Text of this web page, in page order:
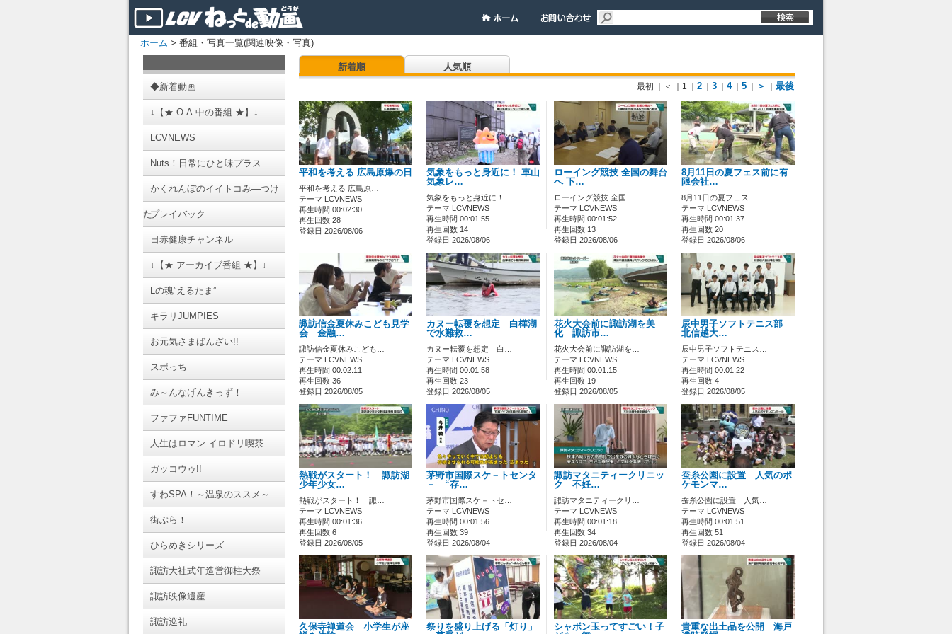
ホーム > 番組・写真一覧(関連映像・写真)
◆新着動画
↓【★ O.A.中の番組 ★】↓
LCVNEWS
Nuts！日常にひと味プラス
かくれんぼのイイトコみ―つけ
たプレイバック
日赤健康チャンネル
↓【★ アーカイブ番組 ★】↓
Lの魂”えるたま”
キラリJUMPIES
お元気さまばんざい!!
スポっち
み～んなげんきっず！
ファファFUNTIME
人生はロマン イロドリ喫茶
ガッコウゥ!!
すわSPA！～温泉のススメ～
街ぶら！
ひらめきシリーズ
諏訪大社式年造営御柱大祭
諏訪映像遺産
諏訪巡礼
新着順 人気順
最初 ｜＜ ｜1 2 3 4 5 ＞ 最後
平和を考える 広島原爆の日
平和を考える 広島原…
テーマ LCVNEWS
再生時間 00:02:30
再生回数 28
登録日 2026/08/06
気象をもっと身近に！ 車山
気象レ…
気象をもっと身近に！…
テーマ LCVNEWS
再生時間 00:01:55
再生回数 14
登録日 2026/08/06
ローイング競技 全国の舞台
へ 下…
ローイング競技 全国…
テーマ LCVNEWS
再生時間 00:01:52
再生回数 13
登録日 2026/08/06
8月11日の夏フェス前に有
限会社…
8月11日の夏フェス…
テーマ LCVNEWS
再生時間 00:01:37
再生回数 20
登録日 2026/08/06
諏訪信金夏休みこども見学
会 金融…
諏訪信金夏休みこども…
テーマ LCVNEWS
再生時間 00:02:11
再生回数 36
登録日 2026/08/05
カヌー転覆を想定 白樺湖
で水難救…
カヌー転覆を想定 白…
テーマ LCVNEWS
再生時間 00:01:58
再生回数 23
登録日 2026/08/05
花火大会前に諏訪湖を美
化 諏訪市…
花火大会前に諏訪湖を…
テーマ LCVNEWS
再生時間 00:01:15
再生回数 19
登録日 2026/08/05
辰中男子ソフトテニス部
北信越大…
辰中男子ソフトテニス…
テーマ LCVNEWS
再生時間 00:01:22
再生回数 4
登録日 2026/08/05
熱戦がスタート！ 諏訪湖
少年少女…
熱戦がスタート！ 諏…
テーマ LCVNEWS
再生時間 00:01:36
再生回数 6
登録日 2026/08/05
茅野市国際スケ－トセンタ
－ “存…
茅野市国際スケ－トセ…
テーマ LCVNEWS
再生時間 00:01:56
再生回数 39
登録日 2026/08/04
諏訪マタニティークリニッ
ク 不妊…
諏訪マタニティークリ…
テーマ LCVNEWS
再生時間 00:01:18
再生回数 34
登録日 2026/08/04
蚕糸公園に設置 人気のポ
ケモンマ…
蚕糸公園に設置 人気…
テーマ LCVNEWS
再生時間 00:01:51
再生回数 51
登録日 2026/08/04
久保寺禅道会 小学生が座
祭りを盛り上げる「灯り」
シャボン玉ってすごい！子
貴重な出土品を公開 海戸